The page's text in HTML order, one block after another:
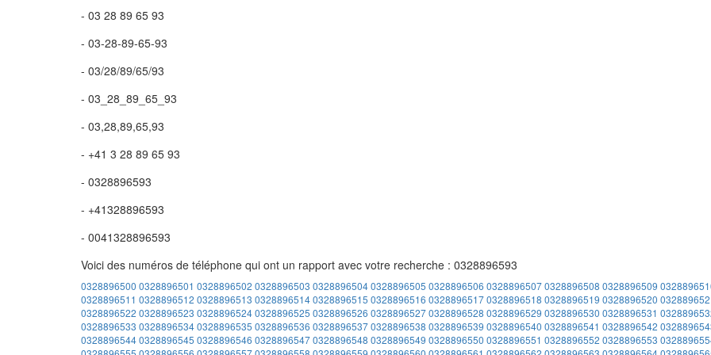
- 03 28 89 65 93
- 03-28-89-65-93
- 03/28/89/65/93
- 03_28_89_65_93
- 03,28,89,65,93
- +41 3 28 89 65 93
- 0328896593
- +41328896593
- 0041328896593
Voici des numéros de téléphone qui ont un rapport avec votre recherche : 0328896593
0328896500 0328896501 0328896502 0328896503 03288965040328896505 0328896506 03288965070328896508 0328896509
0328896511 0328896512 0328896513 03288965140328896515 0328896516 03288965170328896518 0328896519 0328896520
0328896522 0328896523 03288965240328896525 0328896526 03288965270328896528 0328896529 0328896530 0328896531
0328896533 03288965340328896535 0328896536 03288965370328896538 0328896539 0328896540 0328896541 0328896542
03288965440328896545 0328896546 03288965470328896548 0328896549 0328896550 0328896551 0328896552 0328896553